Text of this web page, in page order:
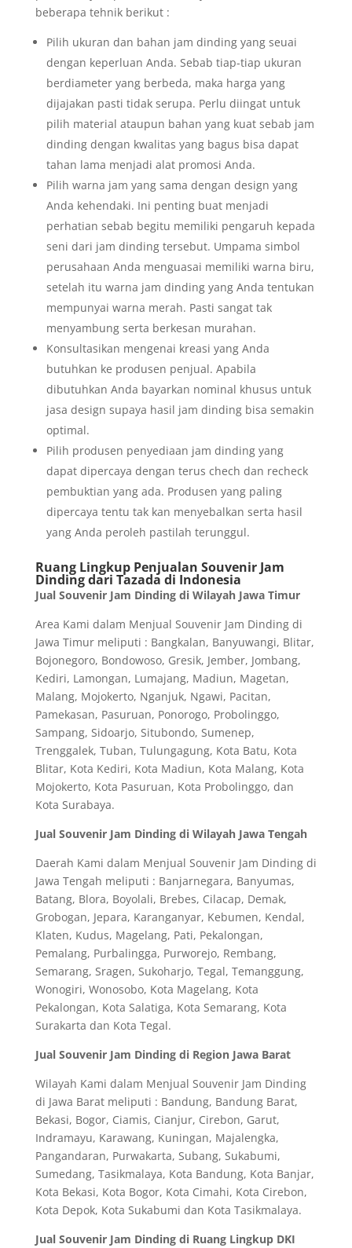
beberapa tehnik berikut :
Pilih ukuran dan bahan jam dinding yang seuai
dengan keperluan Anda. Sebab tiap-tiap ukuran
berdiameter yang berbeda, maka harga yang
dijajakan pasti tidak serupa. Perlu diingat untuk
pilih material ataupun bahan yang kuat sebab jam
dinding dengan kwalitas yang bagus bisa dapat
tahan lama menjadi alat promosi Anda.
Pilih warna jam yang sama dengan design yang
Anda kehendaki. Ini penting buat menjadi
perhatian sebab begitu memiliki pengaruh kepada
seni dari jam dinding tersebut. Umpama simbol
perusahaan Anda menguasai memiliki warna biru,
setelah itu warna jam dinding yang Anda tentukan
mempunyai warna merah. Pasti sangat tak
menyambung serta berkesan murahan.
Konsultasikan mengenai kreasi yang Anda
butuhkan ke produsen penjual. Apabila
dibutuhkan Anda bayarkan nominal khusus untuk
jasa design supaya hasil jam dinding bisa semakin
optimal.
Pilih produsen penyediaan jam dinding yang
dapat dipercaya dengan terus chech dan recheck
pembuktian yang ada. Produsen yang paling
dipercaya tentu tak kan menyebalkan serta hasil
yang Anda peroleh pastilah terunggul.
Ruang Lingkup Penjualan Souvenir Jam
Dinding dari Tazada di Indonesia
Jual Souvenir Jam Dinding di Wilayah Jawa Timur
Area Kami dalam Menjual Souvenir Jam Dinding di
Jawa Timur meliputi : Bangkalan, Banyuwangi, Blitar,
Bojonegoro, Bondowoso, Gresik, Jember, Jombang,
Kediri, Lamongan, Lumajang, Madiun, Magetan,
Malang, Mojokerto, Nganjuk, Ngawi, Pacitan,
Pamekasan, Pasuruan, Ponorogo, Probolinggo,
Sampang, Sidoarjo, Situbondo, Sumenep,
Trenggalek, Tuban, Tulungagung, Kota Batu, Kota
Blitar, Kota Kediri, Kota Madiun, Kota Malang, Kota
Mojokerto, Kota Pasuruan, Kota Probolinggo, dan
Kota Surabaya.
Jual Souvenir Jam Dinding di Wilayah Jawa Tengah
Daerah Kami dalam Menjual Souvenir Jam Dinding di
Jawa Tengah meliputi : Banjarnegara, Banyumas,
Batang, Blora, Boyolali, Brebes, Cilacap, Demak,
Grobogan, Jepara, Karanganyar, Kebumen, Kendal,
Klaten, Kudus, Magelang, Pati, Pekalongan,
Pemalang, Purbalingga, Purworejo, Rembang,
Semarang, Sragen, Sukoharjo, Tegal, Temanggung,
Wonogiri, Wonosobo, Kota Magelang, Kota
Pekalongan, Kota Salatiga, Kota Semarang, Kota
Surakarta dan Kota Tegal.
Jual Souvenir Jam Dinding di Region Jawa Barat
Wilayah Kami dalam Menjual Souvenir Jam Dinding
di Jawa Barat meliputi : Bandung, Bandung Barat,
Bekasi, Bogor, Ciamis, Cianjur, Cirebon, Garut,
Indramayu, Karawang, Kuningan, Majalengka,
Pangandaran, Purwakarta, Subang, Sukabumi,
Sumedang, Tasikmalaya, Kota Bandung, Kota Banjar,
Kota Bekasi, Kota Bogor, Kota Cimahi, Kota Cirebon,
Kota Depok, Kota Sukabumi dan Kota Tasikmalaya.
Jual Souvenir Jam Dinding di Ruang Lingkup DKI